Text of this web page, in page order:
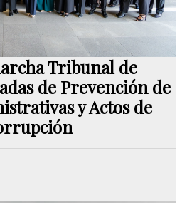
Tribunal de
de Prevención de
y Actos de